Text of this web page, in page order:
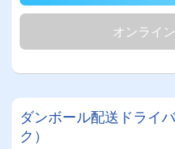
オンライ
ダンボール配送ドライ
ク）